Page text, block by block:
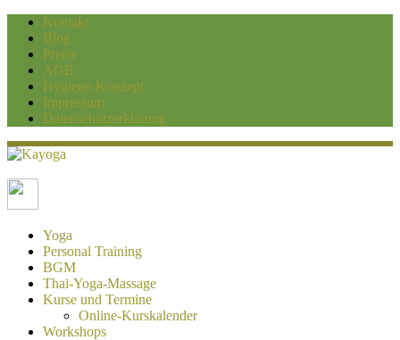
Kontakt
Blog
Preise
AGB
Hygiene-Konzept
Impressum
Datenschutzerklärung
Kayoga
Yoga und Personaltraining Duisburg
Yoga
Personal Training
BGM
Thai-Yoga-Massage
Kurse und Termine
Online-Kurskalender
Workshops